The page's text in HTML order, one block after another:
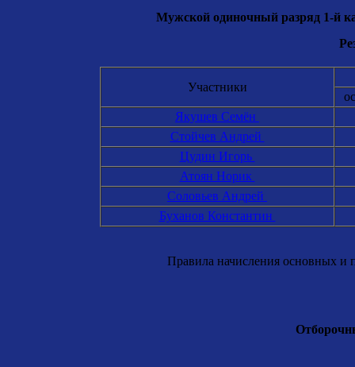
Мужской одиночный разряд 1-й
Участники
Якушев Семён
Стойчев Андрей
Цудин Игорь
Атоян Норик
Соловьев Андрей
Буханов Константин
Правила начисления основных и